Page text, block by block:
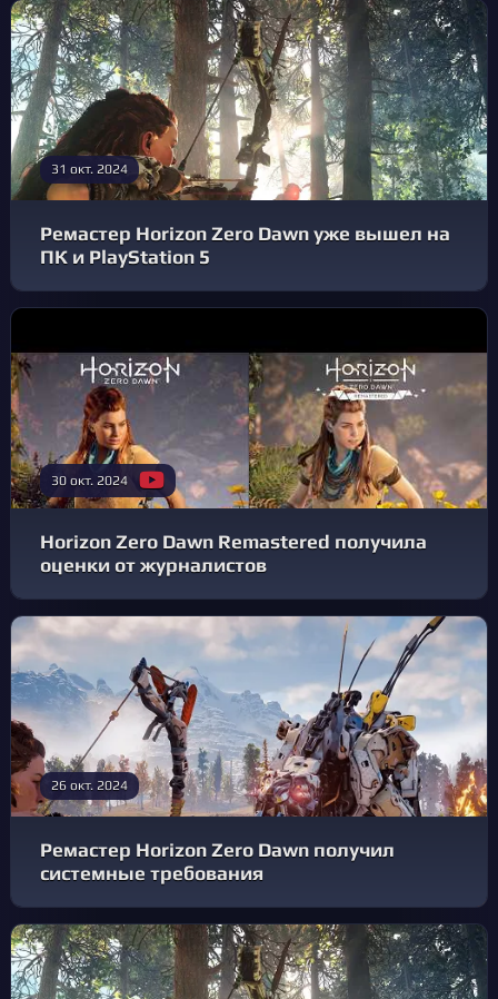
31 окт. 2024
Ремастер Horizon Zero Dawn уже вышел на
ПК и PlayStation 5
30 окт. 2024
Horizon Zero Dawn Remastered получила
оценки от журналистов
26 окт. 2024
Ремастер Horizon Zero Dawn получил
системные требования